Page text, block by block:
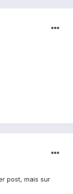
post, mais sur